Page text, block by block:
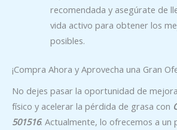
recomendada y asegúrate de
vida activo para obtener los
posibles.
¡Compra Ahora y Aprovecha una Gran
No dejes pasar la oportunidad de
físico y acelerar la pérdida de grasa con
501516. Actualmente, lo ofrecemos a un